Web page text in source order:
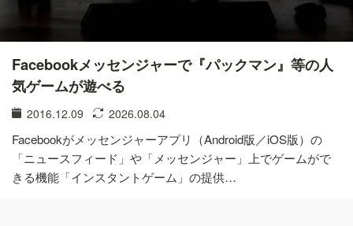
Facebookメッセンジャーで『パックマン』等の人
気ゲームが遊べる
2016.12.09 2026.08.04
Facebookがメッセンジャーアプリ（Android版／iOS版）の
「ニュースフィード」や「メッセンジャー」上でゲームがで
きる機能「インスタントゲーム」の提供…